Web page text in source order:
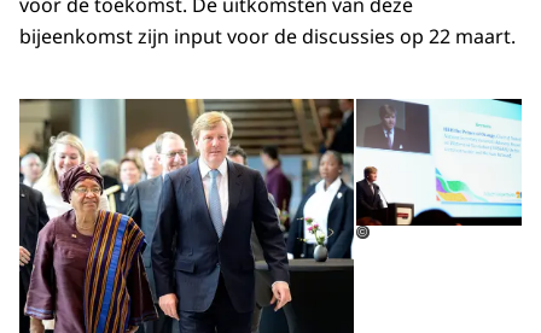
voor de toekomst. De uitkomsten van deze
bijeenkomst zijn input voor de discussies op 22 maart.
Open de galerij in vergrote
©